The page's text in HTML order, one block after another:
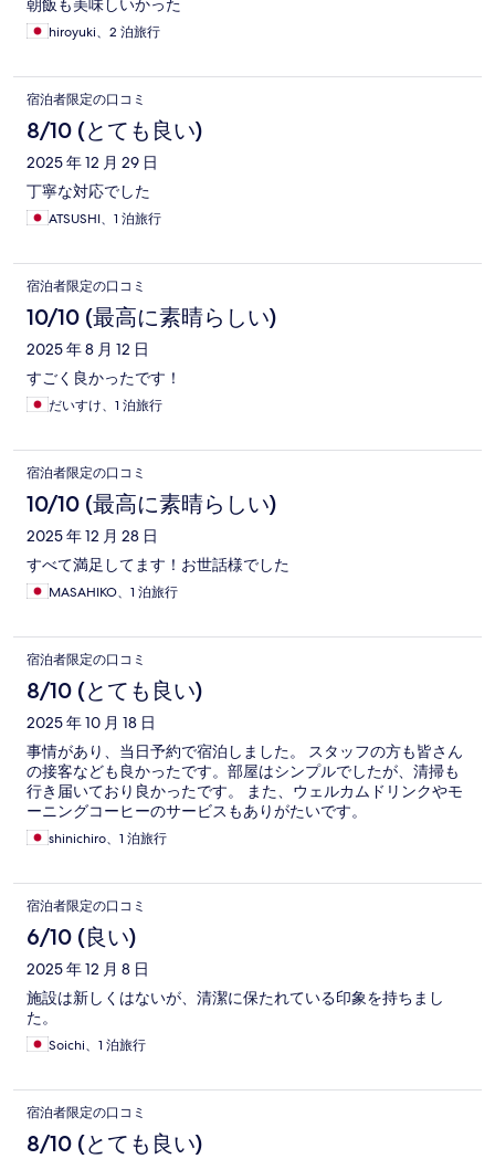
朝飯も美味しいかった
hiroyuki、2 泊旅行
宿泊者限定の口コミ
8/10 (とても良い)
2025 年 12 月 29 日
丁寧な対応でした
ATSUSHI、1 泊旅行
宿泊者限定の口コミ
10/10 (最高に素晴らしい)
2025 年 8 月 12 日
すごく良かったです！
だいすけ、1 泊旅行
宿泊者限定の口コミ
10/10 (最高に素晴らしい)
2025 年 12 月 28 日
すべて満足してます！お世話様でした
MASAHIKO、1 泊旅行
宿泊者限定の口コミ
8/10 (とても良い)
2025 年 10 月 18 日
事情があり、当日予約で宿泊しました。 スタッフの方も皆さん
の接客なども良かったです。部屋はシンプルでしたが、清掃も
行き届いており良かったです。 また、ウェルカムドリンクやモ
ーニングコーヒーのサービスもありがたいです。
shinichiro、1 泊旅行
宿泊者限定の口コミ
6/10 (良い)
2025 年 12 月 8 日
施設は新しくはないが、清潔に保たれている印象を持ちまし
た。
Soichi、1 泊旅行
宿泊者限定の口コミ
8/10 (とても良い)